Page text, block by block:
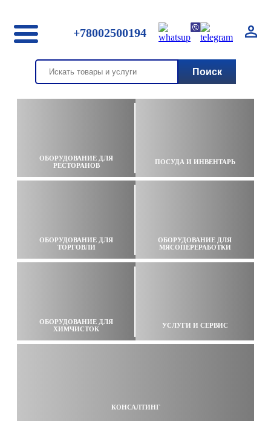
+78002500194
ОБОРУДОВАНИЕ ДЛЯ
РЕСТОРАНОВ
ПОСУДА И ИНВЕНТАРЬ
ОБОРУДОВАНИЕ ДЛЯ
ТОРГОВЛИ
ОБОРУДОВАНИЕ ДЛЯ
МЯСОПЕРЕРАБОТКИ
ОБОРУДОВАНИЕ ДЛЯ
ХИМЧИСТОК
УСЛУГИ И СЕРВИС
КОНСАЛТИНГ